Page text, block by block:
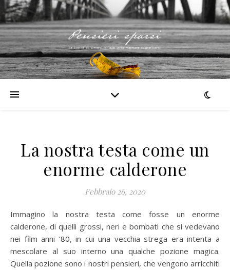
La nostra testa come un
enorme calderone
Febbraio 26, 2020
Immagino la nostra testa come fosse un enorme
calderone, di quelli grossi, neri e bombati che si vedevano
nei film anni ‘80, in cui una vecchia strega era intenta a
mescolare al suo interno una qualche pozione magica.
Quella pozione sono i nostri pensieri, che vengono arricchiti